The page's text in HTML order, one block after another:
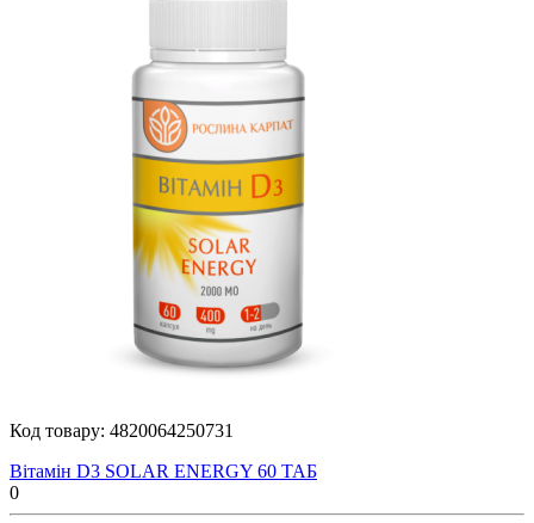
Код товару: 4820064250731
Вітамін D3 SOLAR ENERGY 60 ТАБ
0